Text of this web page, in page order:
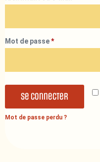
Mot de passe*
Se connecter
Mot de passe perdu ?